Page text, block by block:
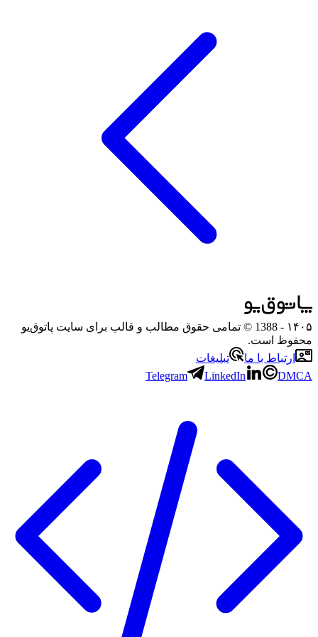
۱۴۰۵
- 1388 © تمامی حقوق مطالب و قالب برای سایت پاتوق‌یو
محفوظ است.
ارتباط با ما
تبلیغات
Telegram
LinkedIn DMCA